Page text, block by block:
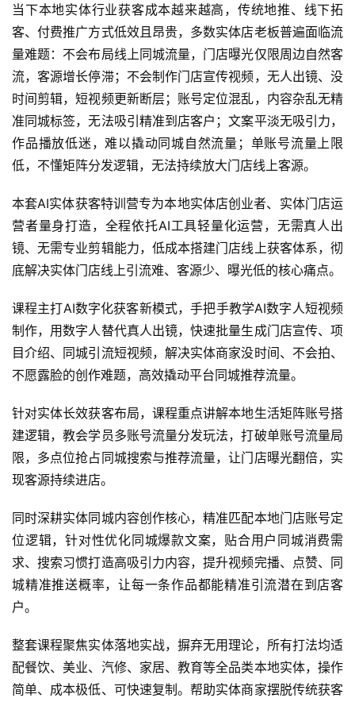
当下本地实体行业获客成本越来越高，传统地推、线下拓
客、付费推广方式低效且昂贵，多数实体店老板普遍面临流
量难题：不会布局线上同城流量，门店曝光仅限周边自然客
流，客源增长停滞；不会制作门店宣传视频，无人出镜、没
时间剪辑，短视频更新断层；账号定位混乱，内容杂乱无精
准同城标签，无法吸引精准到店客户；文案平淡无吸引力，
作品播放低迷，难以撬动同城自然流量；单账号流量上限
低，不懂矩阵分发逻辑，无法持续放大门店线上客源。
本套AI实体获客特训营专为本地实体店创业者、实体门店运
营者量身打造，全程依托AI工具轻量化运营，无需真人出
镜、无需专业剪辑能力，低成本搭建门店线上获客体系，彻
底解决实体门店线上引流难、客源少、曝光低的核心痛点。
课程主打AI数字化获客新模式，手把手教学AI数字人短视频
制作，用数字人替代真人出镜，快速批量生成门店宣传、项
目介绍、同城引流短视频，解决实体商家没时间、不会拍、
不愿露脸的创作难题，高效撬动平台同城推荐流量。
针对实体长效获客布局，课程重点讲解本地生活矩阵账号搭
建逻辑，教会学员多账号流量分发玩法，打破单账号流量局
限，多点位抢占同城搜索与推荐流量，让门店曝光翻倍，实
现客源持续进店。
同时深耕实体同城内容创作核心，精准匹配本地门店账号定
位逻辑，针对性优化同城爆款文案，贴合用户同城消费需
求、搜索习惯打造高吸引力内容，提升视频完播、点赞、同
城精准推送概率，让每一条作品都能精准引流潜在到店客
户。
整套课程聚焦实体落地实战，摒弃无用理论，所有打法均适
配餐饮、美业、汽修、家居、教育等全品类本地实体，操作
简单、成本极低、可快速复制。帮助实体商家摆脱传统获客